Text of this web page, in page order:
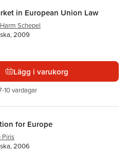
in European Union Law
Harm Schepel
2009
Lägg i varukorg
10 vardagar
for Europe
Piris
2006